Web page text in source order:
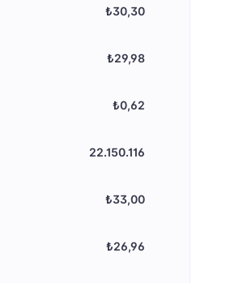
₺30,30
₺29,98
₺0,62
22.150.116
₺33,00
₺26,96